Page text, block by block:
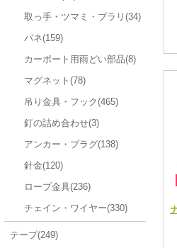
取っ手・ツマミ・ブラリ(34)
バネ(159)
カーポート用雨どい部品(8)
マグネット(78)
吊り金具・フック(465)
釘の詰め合わせ(3)
アンカー・プラグ(138)
針金(120)
ロープ金具(236)
チェイン・ワイヤー(330)
テープ(249)